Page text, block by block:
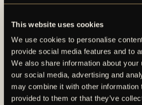
This website uses cookies
We use cookies to personalise
provide social media features and to
We also share information about your
our social media, advertising and
may combine it with other information
provided to them or that they’ve
Fotbolls behov så kontaktar vi dig.
vara aktuella. Efter att du skickat in
mottar du en bekräftelse på att
någon jobbmöjlighet dyker upp
kontaktar vi dig via mejl eller mobil.